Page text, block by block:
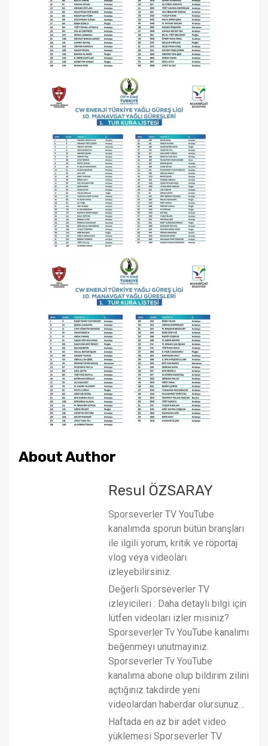
About Author
Resul ÖZSARAY
Sporseverler TV YouTube
kanalımda sporun bütün branşları
ile ilgili yorum, kritik ve röportaj
vlog veya videoları
izleyebilirsiniz.
Değerli Sporseverler TV
izleyicileri : Daha detaylı bilgi için
lütfen videoları izler misiniz?
Sporseverler Tv YouTube kanalımı
beğenmeyi unutmayınız.
Sporseverler Tv YouTube
kanalıma abone olup bildirim zilini
açtığınız takdirde yeni
videolardan haberdar olursunuz…
Haftada en az bir adet video
yüklemesi Sporseverler TV